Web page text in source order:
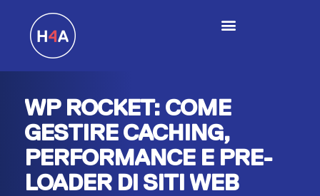
WP ROCKET: COME
GESTIRE CACHING,
PERFORMANCE E PRE-
LOADER DI SITI WEB